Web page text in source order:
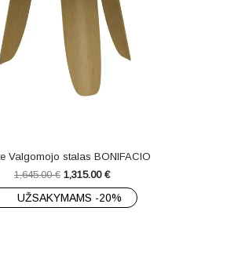
Valgomojo stalas BONIFACIO
1,645.00€ 1,315.00 €
UŽSAKYMAMS -20%